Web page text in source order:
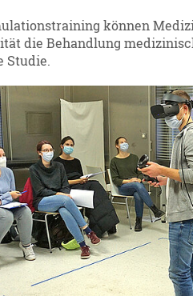
können
die Behandlung
Studie.